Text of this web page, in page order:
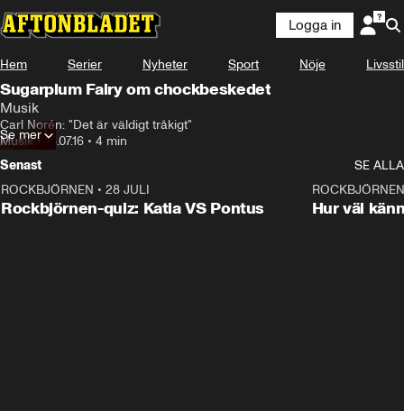
Logga in
Hem Serier Nyheter Sport Nöje Livsstil
Sugarplum Fairy om chockbeskedet
Musik
Carl Norén: "Det är väldigt tråkigt"
Musik• 18.07.16 • 4 min
Se mer
Senast
SE ALLA
ROCKBJÖRNEN • 28 JULI
Rockbjörnen-quiz: Katia VS Pontus
ROCKBJÖRNEN
Hur väl